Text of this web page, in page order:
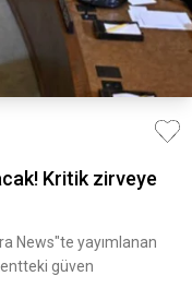
Kritik zirveye
News"te yayımlanan
güven